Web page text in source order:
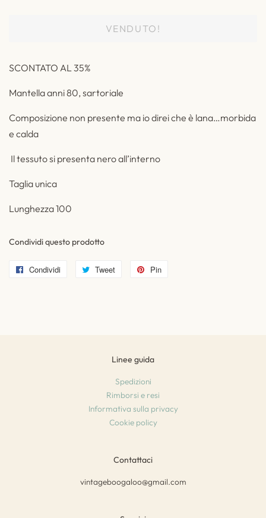
VENDUTO!
SCONTATO AL 35%
Mantella anni 80, sartoriale
Composizione non presente ma io direi che è lana…morbida
e calda
Il tessuto si presenta nero all’interno
Taglia unica
Lunghezza 100
Condividi questo prodotto
Condividi
CondividiTweet
Twitta
Pin
Linee guida
Spedizioni
Rimborsi e resi
Informativa sulla privacy
Cookie policy
Contattaci
vintageboogaloo@gmail.com